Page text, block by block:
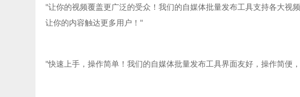
"让你的视频覆盖更广泛的受众！我们的自媒体批量发布工具支持各大视
让你的内容触达更多用户！"
"快速上手，操作简单！我们的自媒体批量发布工具界面友好，操作简便